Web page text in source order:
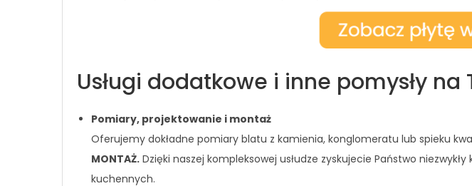
Usługi dodatkowe i inne pomysły
Pomiary, projektowanie i montaż
Oferujemy dokładne pomiary blatu z kamienia, konglomeratu lub spieku
MONTAŻ. Dzięki naszej kompleksowej usłudze zyskujecie Państwo
kuchennych.